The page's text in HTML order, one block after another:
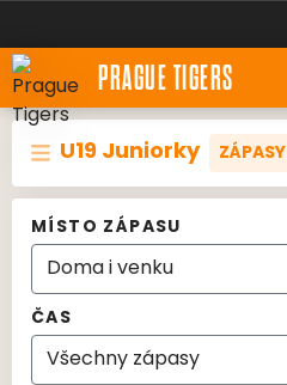
PRAGUE TIGERS
U19 Juniorky ZÁPASY
MÍSTO ZÁPASU
ČAS